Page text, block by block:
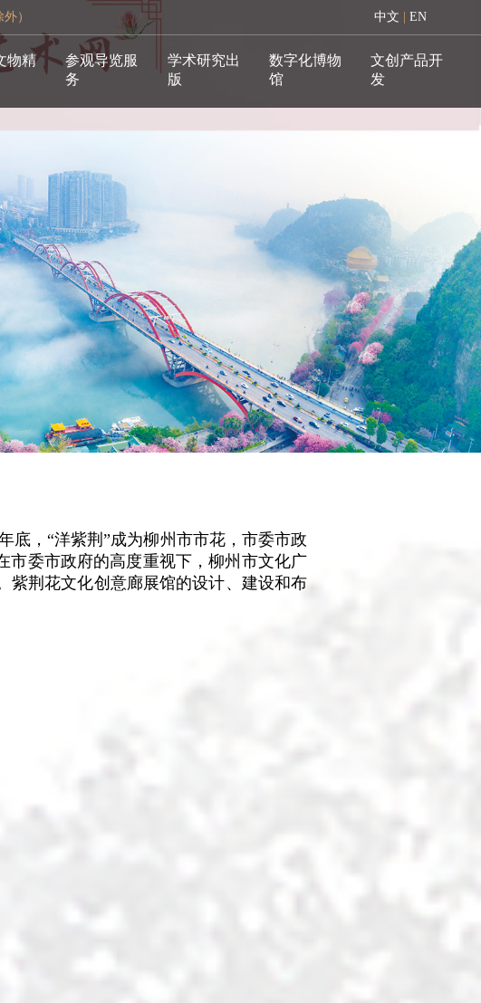
） 中文 EN
物精
参观导览服
务
学术研究出
版
数字化博物
馆
文创产品开
发
市委市政府的高度重视下，柳州市文化广
紫荆花文化创意廊展馆的设计、建设和布